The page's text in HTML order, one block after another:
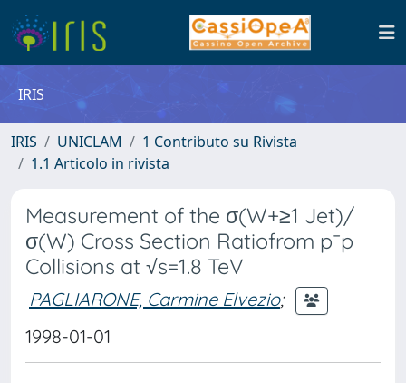
IRIS
IRIS UNICLAM
1 Contributo su Rivista
1.1 Articolo in rivista
Measurement of the σ(W+≥1 Jet)/
σ(W) Cross Section Ratiofrom p¯p
Collisions at √s=1.8 TeV
PAGLIARONE, Carmine Elvezio;
1998-01-01